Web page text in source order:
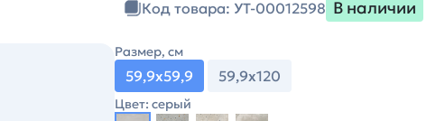
Код товара: УТ-00012598 В наличии
Размер, см
59,9х59,9 59,9х120
Цвет: серый